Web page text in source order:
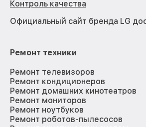
Контроль качества
Официальный сайт бренда LG
Ремонт техники
Ремонт телевизоров
Ремонт кондиционеров
Ремонт домашних кинотеатров
Ремонт мониторов
Ремонт ноутбуков
Ремонт роботов-пылесосов